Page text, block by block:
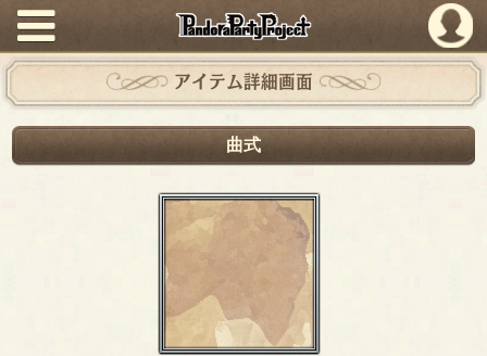
PandoraPartyProject
アイテム詳細画面
曲式